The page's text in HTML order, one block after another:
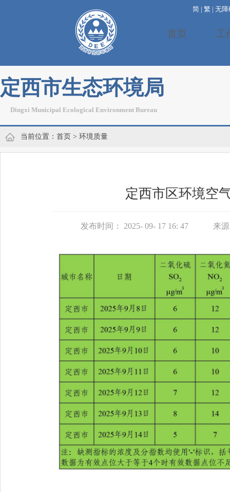
简 | 繁 | 无障
首页 工
定西市生态环境局
Dingxi Municipal Ecological Environment Bureau
当前位置： 首页 > 环境质量
定西市区环境空
发布时间： 2025- 09- 17 16: 47 来